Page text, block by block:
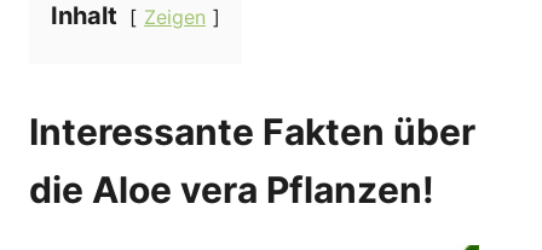
Inhalt Zeigen
Interessante Fakten über
die Aloe vera Pflanzen!